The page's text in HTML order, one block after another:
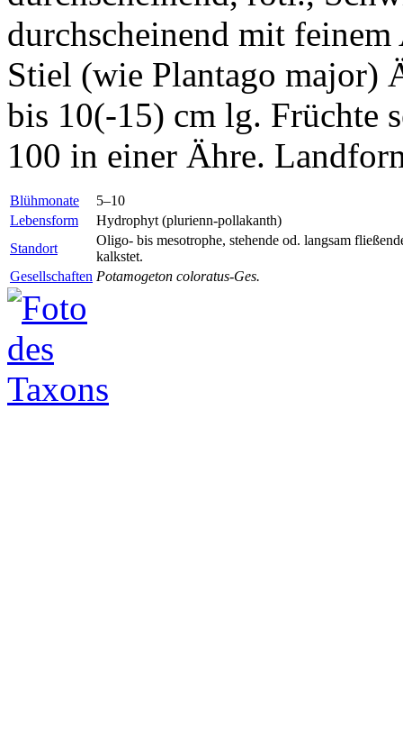
durchscheinend mit
Stiel (wie Plantago major)
bis 10(-15) cm lg. Früchte
100 in einer Ähre.
Blühmonate
5–10
Lebensform
Hydrophyt (plurienn-pollakanth)
Standort
Oligo- bis mesotrophe, stehende od. langsam
kalkstet.
Gesellschaften Potamogeton coloratus-Ges.